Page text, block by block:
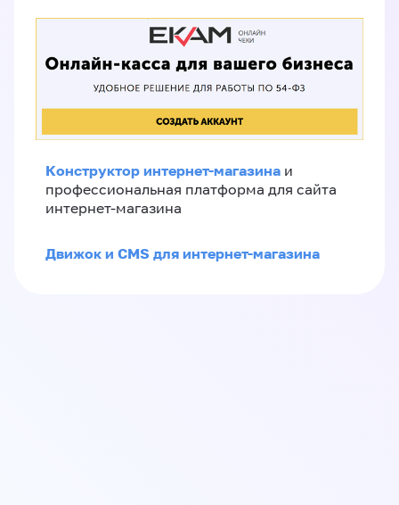
Конструктор интернет-магазина и
профессиональная платформа для сайта
интернет-магазина
Движок и CMS для интернет-магазина